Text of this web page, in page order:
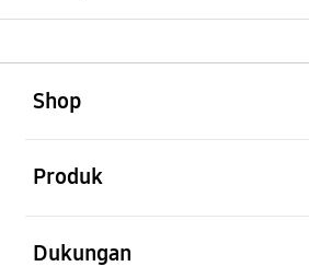
Shop
Produk
Dukungan